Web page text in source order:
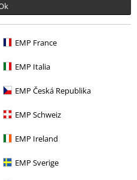
EMP France
EMP Italia
EMP Česká Republika
EMP Schweiz
EMP Ireland
EMP Sverige
Veggdekor